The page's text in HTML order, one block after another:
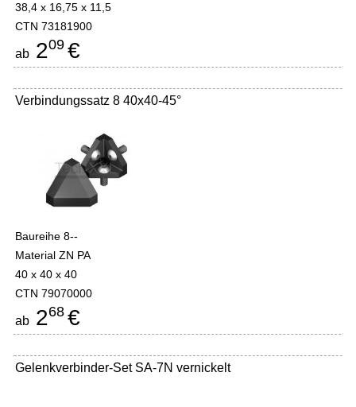
38,4 x 16,75 x 11,5
CTN 73181900
ab 209 €
Verbindungssatz 8 40x40-45°
Baureihe 8--
Material ZN PA
40 x 40 x 40
CTN 79070000
ab 268 €
Gelenkverbinder-Set SA-7N vernickelt